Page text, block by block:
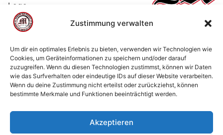
Zustimmung verwalten
Um dir ein optimales Erlebnis zu bieten, verwenden wir Technologien wie
Cookies, um Geräteinformationen zu speichern und/oder darauf
zuzugreifen. Wenn du diesen Technologien zustimmst, können wir Daten
wie das Surfverhalten oder eindeutige IDs auf dieser Website verarbeiten.
Wenn du deine Zustimmung nicht erteilst oder zurückziehst, können
bestimmte Merkmale und Funktionen beeinträchtigt werden.
Akzeptieren
Logo
Marburg
Mercenaries
© 2002 - 2026 American Football Verein Marburg
Mercenaries e.V. |die Stadt Marburg|Impressum
Datenschutzerklärung|Cookie-Richtlinie (EU)
Kontakt